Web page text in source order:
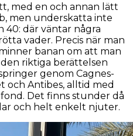
med en och annan lätt
men underskatta inte
40: där väntar några
vader. Precis när man
banan om att man
riktiga berättelsen
genom Cagnes-
och Antibes, alltid med
Det finns stunder då
och helt enkelt njuter.